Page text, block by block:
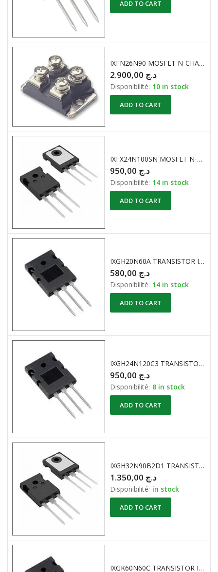
ADD TO CART
IXFN26N90 MOSFET N-CHANNEL 900V 26A
د.ج
Disponibilité: 10 in stock
ADD TO CART
IXFX24N100SN MOSFET N-CHANNEL 1000V / 24A 560W ORIGINAL
د.ج
Disponibilité: 14 in stock
ADD TO CART
IXGH20N60A TRANSISTOR IGBT 600V / 40A
د.ج
Disponibilité: 14 in stock
ADD TO CART
IXGH24N120C3 TRANSISTOR IGBT 1200V 48A 250W
د.ج
Disponibilité: 8 in stock
ADD TO CART
IXGH32N90B2D1 TRANSISTOR IGBT PT 900 V 64 A 300 W Through Hole TO-247AD ORIGINAL
د.ج
Disponibilité: in stock
ADD TO CART
IXGK60N60C TRANSISTOR IGBT 600V 75A IXYS